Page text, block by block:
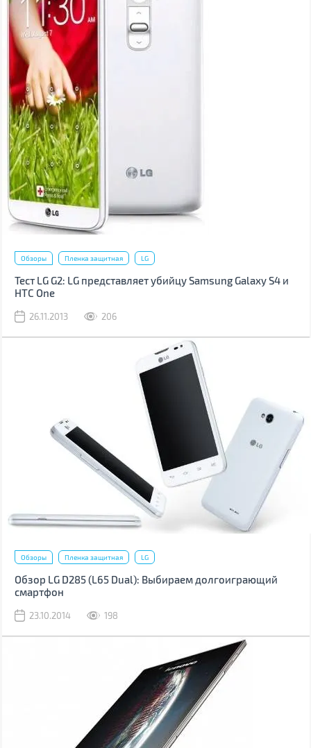
Обзоры Пленка защитная LG
Тест LG G2: LG представляет убийцу Samsung Galaxy S4 и
HTC One
26.11.2013 206
Обзоры Пленка защитная LG
Обзор LG D285 (L65 Dual): Выбираем долгоиграющий
смартфон
23.10.2014 198